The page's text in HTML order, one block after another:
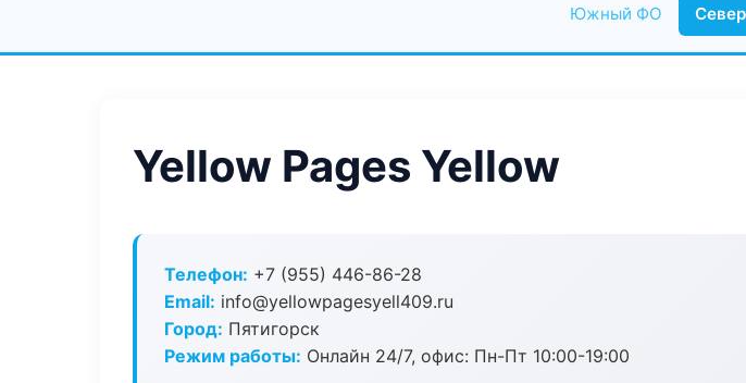
Южный ФО
Yellow Pages Yellow
Телефон: +7 (955) 446-86-28
Email: info@yellowpagesyell409.ru
Город: Пятигорск
Режим работы: Онлайн 24/7, офис: Пн-Пт 10:00-19:00